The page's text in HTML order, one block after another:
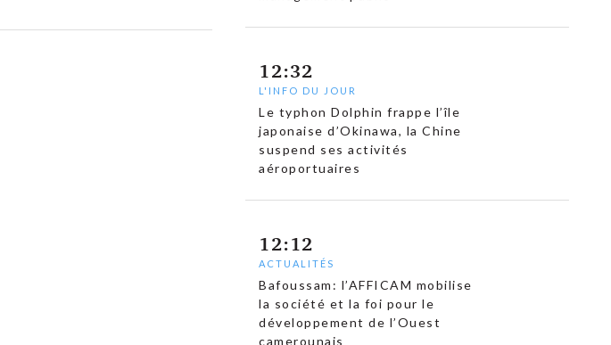
12:32
L'INFO DU JOUR
Le typhon Dolphin frappe l’île
japonaise d’Okinawa, la Chine
suspend ses activités
aéroportuaires
12:12
ACTUALITÉS
Bafoussam: l’AFFICAM mobilise
la société et la foi pour le
développement de l’Ouest
camerounais